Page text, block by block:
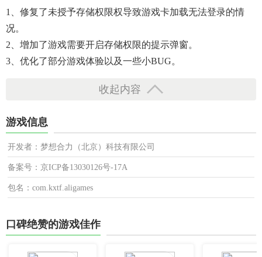
1、修复了未授予存储权限权导致游戏卡加载无法登录的情
况。
2、增加了游戏需要开启存储权限的提示弹窗。
3、优化了部分游戏体验以及一些小BUG。
收起内容
游戏信息
开发者：梦想合力（北京）科技有限公司
备案号：京ICP备13030126号-17A
包名：com.kxtf.aligames
口碑绝赞的游戏佳作